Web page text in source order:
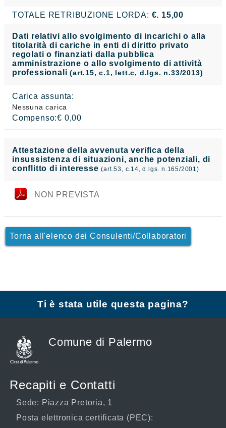
TOTALE RETRIBUZIONE LORDA: €. 15,00
Dati relativi allo svolgimento di incarichi o alla
titolarità di cariche in enti di diritto privato
regolati o finanziati dalla pubblica
amministrazione o allo svolgimento di attività
professionali(art.15, c.1, lett.c, d.lgs. n.33/2013)
Carica assunta:
Nessuna carica
Compenso:€ 0,00
Attestazione della avvenuta verifica della
insussistenza di situazioni, anche potenziali, di
conflitto di interesse(art.53, c.14, d.lgs. n.165/2001)
NON PREVISTA
Torna all'elenco dei Consulenti/Collaboratori
Ti è stata utile questa pagina?
Comune di Palermo
Recapiti e Contatti
Sede: Piazza Pretoria, 1
Posta elettronica certificata (PEC):